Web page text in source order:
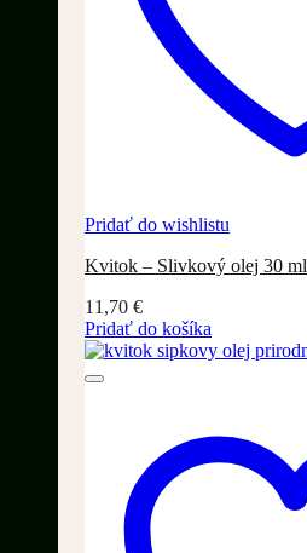
Pridať do wishlistu
Kvitok – Slivkový olej 30 ml
11,70 €
Pridať do košíka